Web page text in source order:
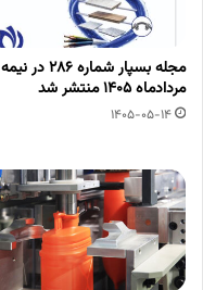
مجله بسپار شماره 286 در نیمه
مردادماه 1405 منتشر شد
1405-05-14